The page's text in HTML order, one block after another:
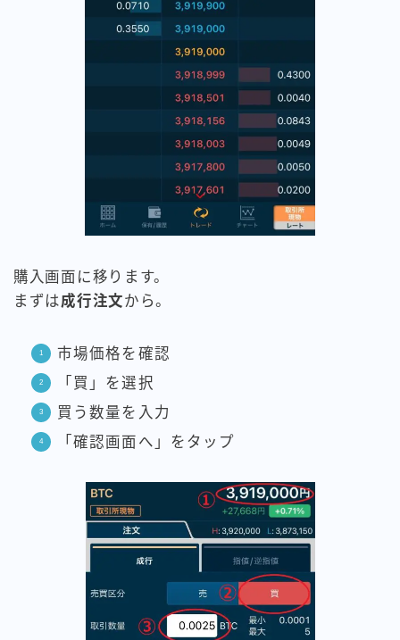
購入画面に移ります。
まずは成行注文から。
市場価格を確認
「買」を選択
買う数量を入力
「確認画面へ」をタップ